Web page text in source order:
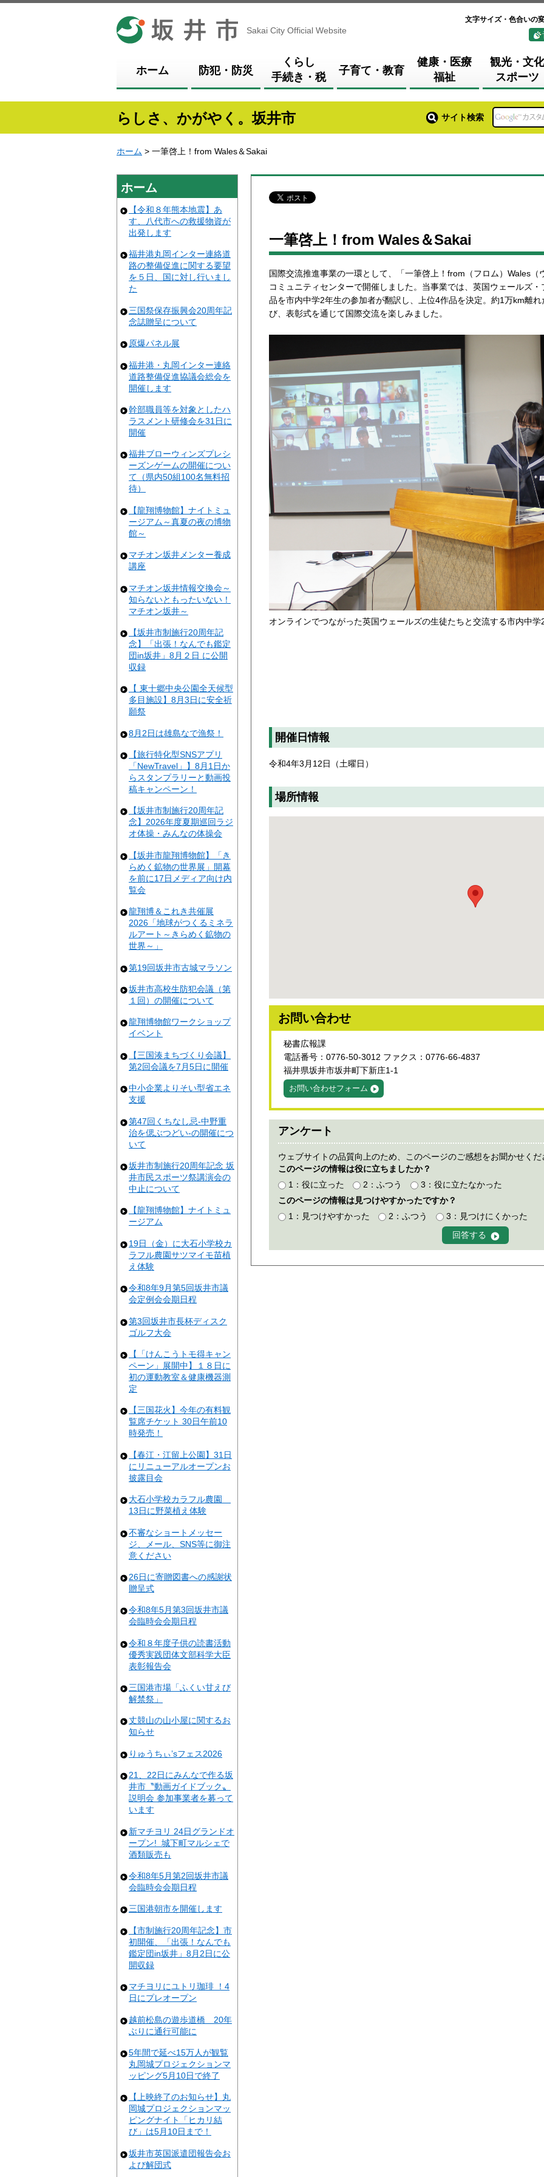
坂井市
Sakai City Official Website
文字サイズ・色合いの
ホーム 防犯・防災
くらし
手続き・税
子育て・教育
健康・医療
福祉
観光・文化
スポーツ
らしさ、かがやく。坂井市 サイト検索
ホーム > 一筆啓上！from Wales＆Sakai
ホーム
【令和８年熊本地震】あ
す、八代市への救援物資が
出発します
福井港丸岡インター連絡道
路の整備促進に関する要望
を５日、国に対し行いまし
た
三国祭保存振興会20周年記
念誌贈呈について
原爆パネル展
福井港・丸岡インター連絡
道路整備促進協議会総会を
開催します
幹部職員等を対象としたハ
ラスメント研修会を31日に
開催
福井ブローウィンズプレシ
ーズンゲームの開催につい
て（県内50組100名無料招
待）
【龍翔博物館】ナイトミュ
ージアム～真夏の夜の博物
館～
マチオン坂井メンター養成
講座
マチオン坂井情報交換会～
知らないともったいない！
マチオン坂井～
【坂井市制施行20周年記
念】「出張！なんでも鑑定
団in坂井」8月２日 に公開
収録
【 東十郷中央公園全天候型
多目施設】8月3日に安全祈
願祭
8月2日は雄島なで漁祭！
【旅行特化型SNSアプリ
「NewTravel」】8月1日か
らスタンプラリーと動画投
稿キャンペーン！
【坂井市制施行20周年記
念】2026年度夏期巡回ラジ
オ体操・みんなの体操会
【坂井市龍翔博物館】「き
らめく鉱物の世界展」開幕
を前に17日メディア向け内
覧会
龍翔博＆これき共催展
2026「地球がつくるミネラ
ルアート～きらめく鉱物の
世界～」
第19回坂井市古城マラソン
坂井市高校生防犯会議（第
１回）の開催について
龍翔博物館ワークショップ
イベント
【三国湊まちづくり会議】
第2回会議を7月5日に開催
中小企業よりそい型省エネ
支援
第47回くちなし忌-中野重
治を偲ぶつどい-の開催につ
いて
坂井市制施行20周年記念 坂
井市民スポーツ祭講演会の
中止について
【龍翔博物館】ナイトミュ
ージアム
19日（金）に大石小学校カ
ラフル農園サツマイモ苗植
え体験
令和8年9月第5回坂井市議
会定例会会期日程
第3回坂井市長杯ディスク
ゴルフ大会
【「けんこうトモ得キャン
ペーン」展開中】１８日に
初の運動教室＆健康機器測
定
【三国花火】今年の有料観
覧席チケット 30日午前10
時発売！
【春江・江留上公園】31日
にリニューアルオープンお
披露目会
大石小学校カラフル農園
13日に野菜植え体験
不審なショートメッセー
ジ、メール、SNS等に御注
意ください
26日に寄贈図書への感謝状
贈呈式
令和8年5月第3回坂井市議
会臨時会会期日程
令和８年度子供の読書活動
優秀実践団体文部科学大臣
表彰報告会
三国港市場「ふくい甘えび
解禁祭」
丈競山の山小屋に関するお
知らせ
りゅうちぃ’sフェス2026
21、22日にみんなで作る坂
井市〝動画ガイドブック〟
説明会 参加事業者を募って
います
新マチヨリ 24日グランドオ
ープン! 城下町マルシェで
酒類販売も
令和8年5月第2回坂井市議
会臨時会会期日程
三国港朝市を開催します
【市制施行20周年記念】市
初開催、「出張！なんでも
鑑定団in坂井」8月2日に公
開収録
マチヨリにユトリ珈琲 ！4
日にプレオープン
越前松島の遊歩道橋 20年
ぶりに通行可能に
5年間で延べ15万人が観覧
丸岡城プロジェクションマ
ッピング5月10日で終了
【上映終了のお知らせ】丸
岡城プロジェクションマッ
ピングナイト「ヒカリ結
び」は5月10日まで！
坂井市英国派遣団報告会お
よび解団式
一筆啓上！from Wales＆Sakai
国際交流推進事業の一環として、「一筆啓上！from（フロム）Wales
コミュニティセンターで開催しました。当事業では、英国ウェールズ
品を市内中学2年生の参加者が翻訳し、上位4作品を決定。約1万km離
び、表彰式を通じて国際交流を楽しみました。
オンラインでつながった英国ウェールズの生徒たちと交流する市内中学
開催日情報
令和4年3月12日（土曜日）
場所情報
お問い合わせ
秘書広報課
電話番号：0776-50-3012 ファクス：0776-66-4837
福井県坂井市坂井町下新庄1-1
お問い合わせフォーム
アンケート
ウェブサイトの品質向上のため、このページのご感想をお聞かせくだ
このページの情報は役に立ちましたか？
1：役に立った
2：ふつう
3：役に立たなかった
このページの情報は見つけやすかったですか？
1：見つけやすかった
2：ふつう 3：見つけにくかった